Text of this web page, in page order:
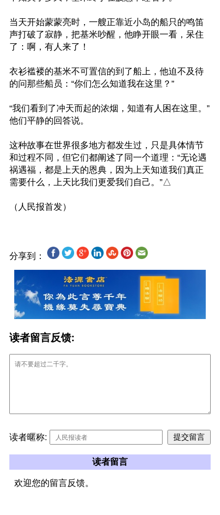
当天开始蒙蒙亮时，一艘正靠近小岛的船只的鸣笛
声打破了寂静，把基米吵醒，他睁开眼一看，呆住
了：啊，有人来了！
衣衫褴褛的基米不可置信的到了船上，他迫不及待
的问那些船员：“你们怎么知道我在这里？”
“我们看到了冲天而起的浓烟，知道有人困在这里。”
他们平静的回答说。
这种故事在世界很多地方都发生过，只是具体情节
和过程不同，但它们都阐述了同一个道理：“无论遇
祸遇福，都是上天的恩典，因为上天知道我们真正
需要什么，上天比我们更爱我们自己。”△
分享到：
读者留言反馈:
读者暱称:
读者留言
欢迎您的留言反馈。